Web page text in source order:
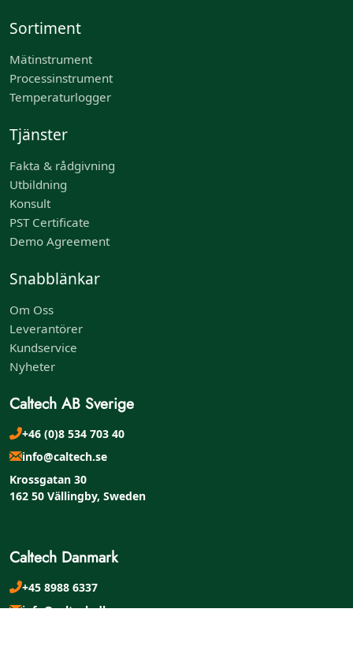
Sortiment
Mätinstrument
Processinstrument
Temperaturlogger
Tjänster
Fakta & rådgivning
Utbildning
Konsult
PST Certificate
Demo Agreement
Snabblänkar
Om Oss
Leverantörer
Kundservice
Nyheter
Caltech AB Sverige
+46 (0)8 534 703 40
info@caltech.se
Krossgatan 30
162 50 Vällingby, Sweden
Caltech Danmark
+45 8988 6337
info@caltech.dk